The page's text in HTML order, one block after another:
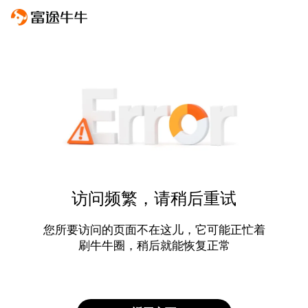
访问频繁，请稍后重试
您所要访问的页面不在这儿，它可能正忙着
刷牛牛圈，稍后就能恢复正常